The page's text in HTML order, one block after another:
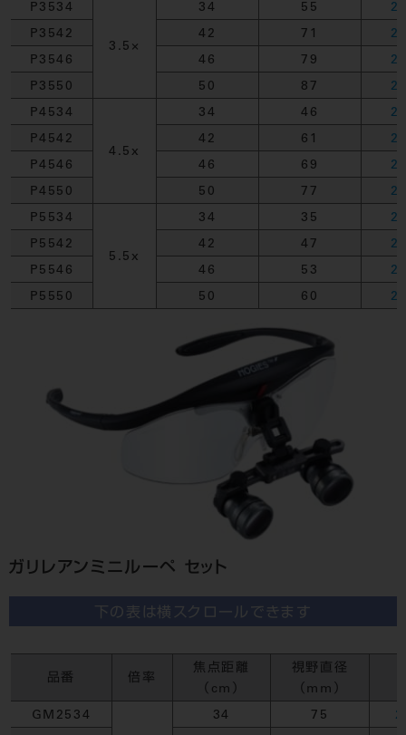
P3534
3.5×
34 55
P3542 42 71
P3546 46 79
P3550 50 87
P4534
4.5x
34 46
P4542 42 61
P4546 46 69
P4550 50 77
P5534
5.5x
34 35
P5542 42 47
P5546 46 53
P5550 50 60
ガリレアンミニルーペ セット
下の表は横スクロールできます
品番 倍率
焦点距離
（cm）
視野直径
（mm）
GM2534 34 75